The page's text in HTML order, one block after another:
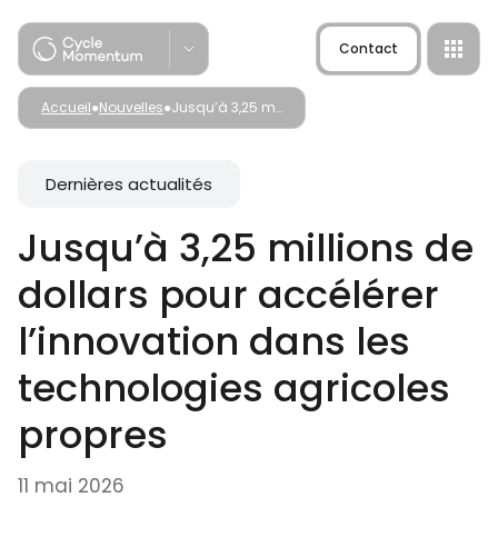
to
content
Origo
Lab-à-Startup
Contact
Accueil●Nouvelles● Jusqu’à 3,25 millions de dollars pour accélérer l’innovation dans les technologies agricoles propres
Dernières actualités
Jusqu’à 3,25 millions de
dollars pour accélérer
l’innovation dans les
technologies agricoles
propres
11 mai 2026